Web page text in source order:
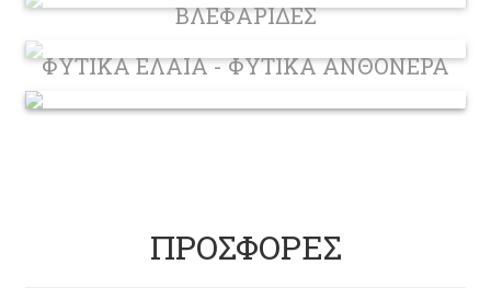
ΒΛΕΦΑΡΙΔΕΣ
ΦΥΤΙΚΑ ΕΛΑΙΑ - ΦΥΤΙΚΑ ΑΝΘΟΝΕΡΑ
ΠΡΟΣΦΟΡΕΣ